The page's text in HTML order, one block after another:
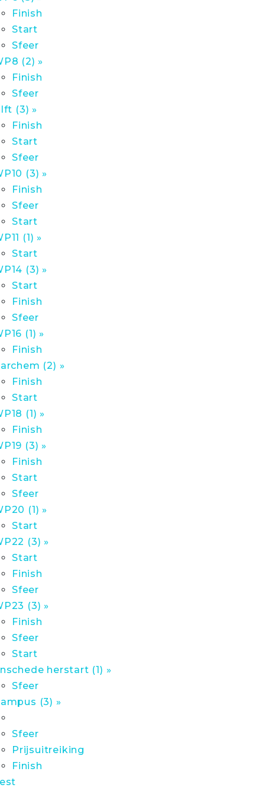
Finish
Start
Sfeer
(2) »
Finish
Sfeer
(3) »
Finish
Start
Sfeer
(3) »
Finish
Sfeer
Start
(1) »
Start
(3) »
Start
Finish
Sfeer
(1) »
Finish
(2) »
Finish
Start
(1) »
Finish
(3) »
Finish
Start
Sfeer
(1) »
Start
(3) »
Start
Finish
Sfeer
(3) »
Finish
Sfeer
Start
herstart (1) »
Sfeer
(3) »
Sfeer
Prijsuitreiking
Finish